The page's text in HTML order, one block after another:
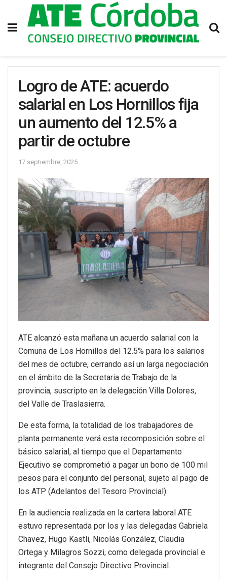
Logro de ATE: acuerdo
salarial en Los Hornillos fija
un aumento del 12.5% a
partir de octubre
17 septiembre, 2025
ATE alcanzó esta mañana un acuerdo salarial con la
Comuna de Los Hornillos del 12.5% para los salarios
del mes de octubre, cerrando así un larga negociación
en el ámbito de la Secretaria de Trabajo de la
provincia, suscripto en la delegación Villa Dolores,
del Valle de Traslasierra.
De esta forma, la totalidad de los trabajadores de
planta permanente verá esta recomposición sobre el
básico salarial, al tiempo que el Departamento
Ejecutivo se comprometió a pagar un bono de 100 mil
pesos para el conjunto del personal, sujeto al pago de
los ATP (Adelantos del Tesoro Provincial).
En la audiencia realizada en la cartera laboral ATE
estuvo representada por los y las delegadas Gabriela
Chavez, Hugo Kastli, Nicolás González, Claudia
Ortega y Milagros Sozzi, como delegada provincial e
integrante del Consejo Directivo Provincial.